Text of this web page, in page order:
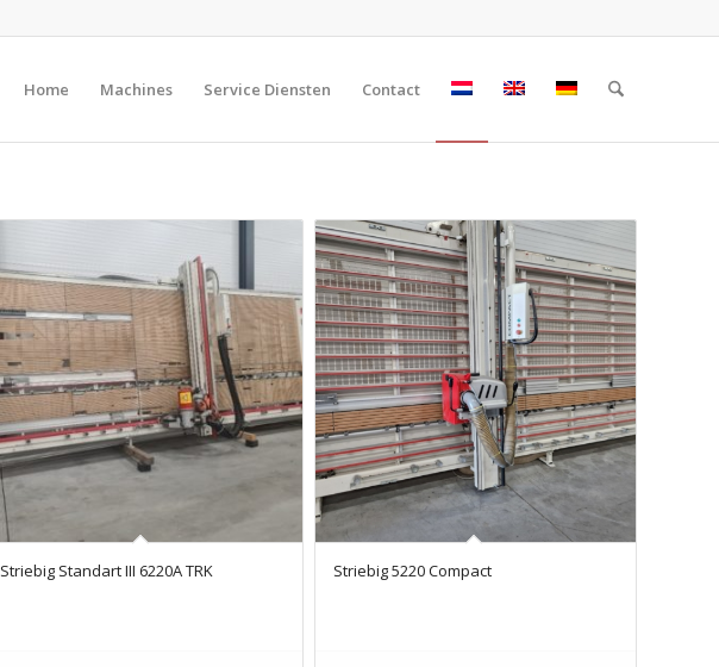
Home Machines Service Diensten Contact
Striebig Standart III 6220A TRK Striebig 5220 Compact